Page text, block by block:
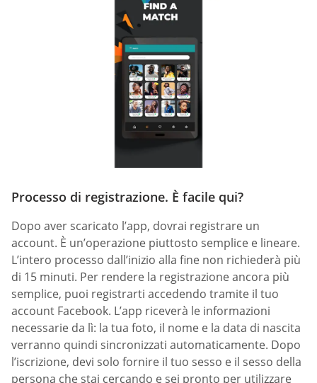
Processo di registrazione. È facile qui?
Dopo aver scaricato l’app, dovrai registrare un
account. È un’operazione piuttosto semplice e lineare.
L’intero processo dall’inizio alla fine non richiederà più
di 15 minuti. Per rendere la registrazione ancora più
semplice, puoi registrarti accedendo tramite il tuo
account Facebook. L’app riceverà le informazioni
necessarie da lì: la tua foto, il nome e la data di nascita
verranno quindi sincronizzati automaticamente. Dopo
l’iscrizione, devi solo fornire il tuo sesso e il sesso della
persona che stai cercando e sei pronto per utilizzare